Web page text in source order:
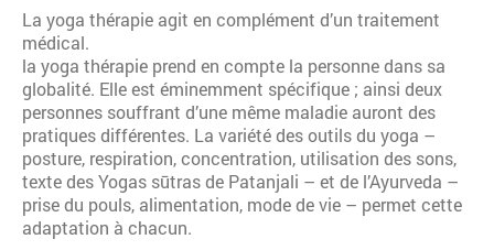
La yoga thérapie agit en complément d’un traitement
médical.
la yoga thérapie prend en compte la personne dans sa
globalité. Elle est éminemment spécifique ; ainsi deux
personnes souffrant d’une même maladie auront des
pratiques différentes. La variété des outils du yoga –
posture, respiration, concentration, utilisation des sons,
texte des Yogas sūtras de Patanjali – et de l’Ayurveda –
prise du pouls, alimentation, mode de vie – permet cette
adaptation à chacun.